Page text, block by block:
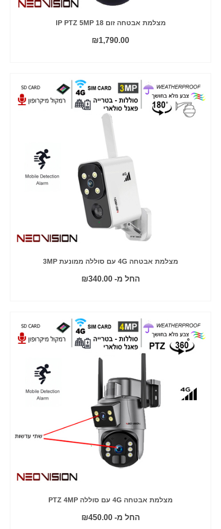
מצלמת אבטחה זום 18 IP PTZ 5MP
₪1,790.00
מצלמת אבטחה 4G עם סוללה ממונעת 3MP
החל מ- ₪340.00
מצלמת אבטחה 4G עם סוללה PTZ 4MP
החל מ- ₪450.00